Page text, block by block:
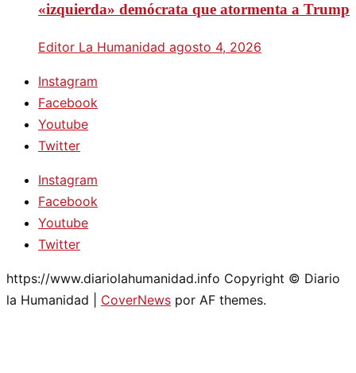
«izquierda» demócrata que atormenta a Trump
Editor La Humanidad agosto 4, 2026
Instagram
Facebook
Youtube
Twitter
Instagram
Facebook
Youtube
Twitter
https://www.diariolahumanidad.info Copyright © Diario
la Humanidad
CoverNews por AF themes.